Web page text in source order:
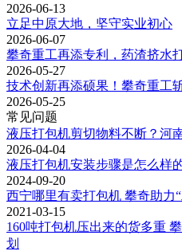
2026-06-13
立足中原大地，坚守实业初心
2026-06-07
攀奇重工再添专利，药渣挤水
2026-05-27
技术创新再添硕果！攀奇重工
2026-05-25
常见问题
液压打包机剪切物料不断？河
2026-04-04
液压打包机安装步骤是怎么样
2024-09-20
西宁哪里有卖打包机 攀奇助力“
2021-03-15
160吨打包机压出来的货多重
划